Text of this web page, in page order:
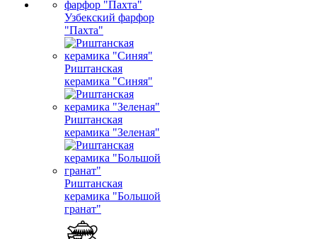
Узбекский фарфор
"Пахта"
Риштанская
керамика "Синяя"
Риштанская
керамика "Зеленая"
Риштанская
керамика "Большой
гранат"